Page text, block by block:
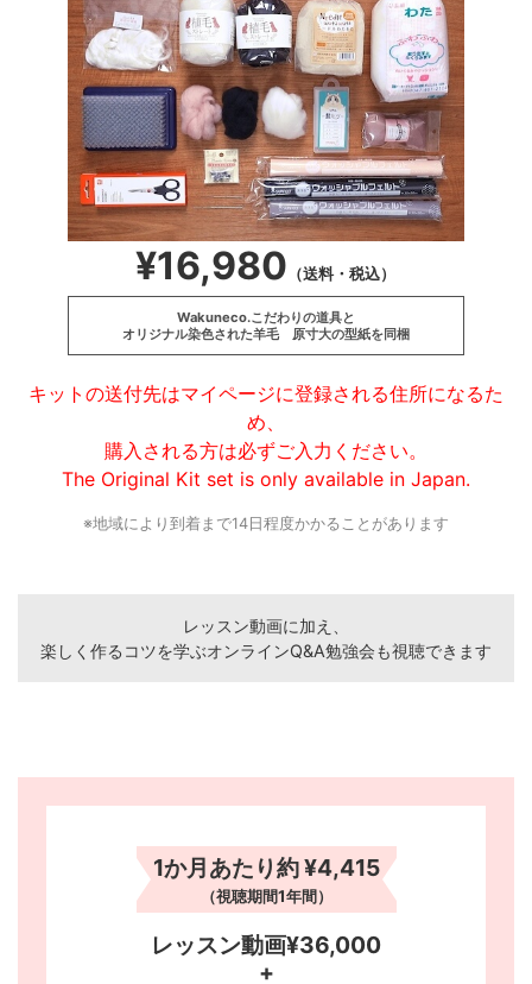
¥16,980 （送料・税込）
Wakuneco.こだわりの道具と
オリジナル染色された羊毛 原寸大の型紙を同梱
キットの送付先はマイページに登録される住所になるた
め、
購入される方は必ずご入力ください。
The Original Kit set is only available in Japan.
※地域により到着まで14日程度かかることがあります
レッスン動画に加え、
楽しく作るコツを学ぶオンラインQ&A勉強会も視聴できます
1か月あたり約¥4,415
（視聴期間1年間）
レッスン動画¥36,000
+